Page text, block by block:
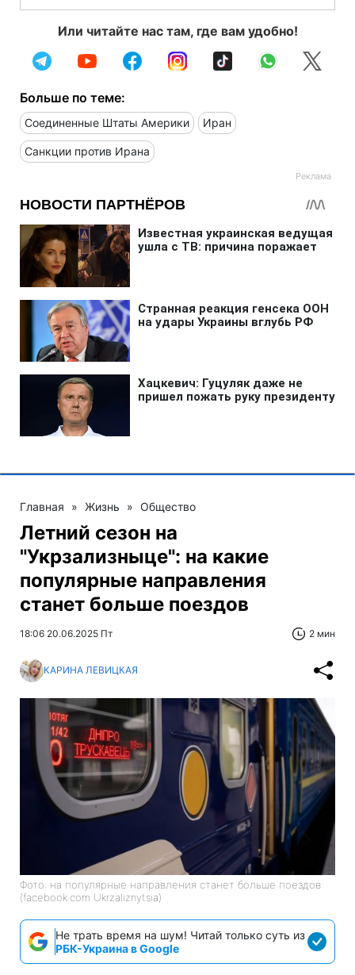
Или читайте нас там, где вам удобно!
Больше по теме:
Соединенные Штаты Америки Иран
Санкции против Ирана
Главная » Жизнь » Общество
Летний сезон на
"Укрзализныце": на какие
популярные направления
станет больше поездов
18:06 20.06.2025 Пт 2 мин
КАРИНА ЛЕВИЦКАЯ
Фото: на популярные направления станет больше поездов
(facebook.com Ukrzaliznytsia)
Не трать время на шум! Читай только суть из
РБК-Украина в Google